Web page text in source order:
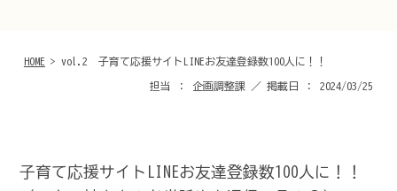
HOME > vol.2 子育て応援サイトLINEお友達登録数100人に！！
担当 ： 企画調整課 ／ 掲載日 ： 2024/03/25
子育て応援サイトLINEお友達登録数100人に！！